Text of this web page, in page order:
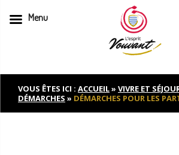
to
contentVOUS ÊTES ICI : ACCUEIL» VIVRE ET
DÉMARCHES » DÉMARCHES POUR LES
Menu